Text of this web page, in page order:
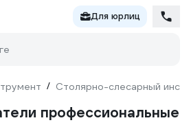
Для юрлиц
/ Столярно-слесарный
профессиональные